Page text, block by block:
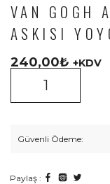
VAN GOGH
ASKISI
240,00₺ +KDV
Güvenli Ödeme:
Paylaş :